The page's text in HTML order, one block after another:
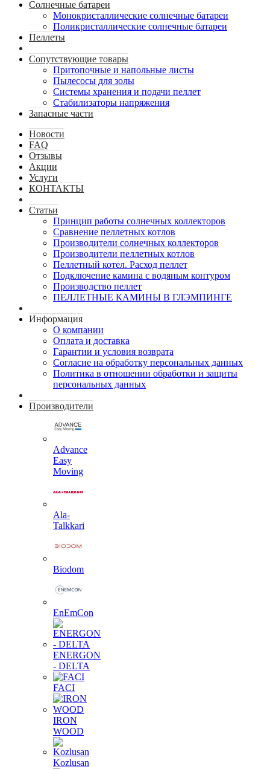
Солнечные батареи
Монокристаллические солнечные батареи
Поликристаллические солнечные батареи
Пеллеты
Сопутствующие товары
Притопочные и напольные листы
Пылесосы для золы
Системы хранения и подачи пеллет
Стабилизаторы напряжения
Запасные части
Новости
FAQ
Отзывы
Акции
Услуги
КОНТАКТЫ
Статьи
Принцип работы солнечных коллекторов
Сравнение пеллетных котлов
Производители солнечных коллекторов
Производители пеллетных котлов
Пеллетный котел. Расход пеллет
Подключение камина с водяным контуром
Производство пеллет
ПЕЛЛЕТНЫЕ КАМИНЫ В ГЛЭМПИНГЕ
Информация
О компании
Оплата и доставка
Гарантии и условия возврата
Согласие на обработку персональных данных
Политика в отношении обработки и защиты
персональных данных
Производители
Advance
Easy
Moving
Ala-
Talkkari
Biodom
EnEmCon
ENERGON
- DELTA
FACI
IRON
WOOD
Kozlusan